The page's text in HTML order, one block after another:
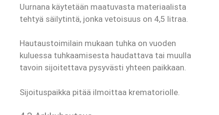
Uurnana käytetään maatuvasta materiaalista
tehtyä säilytintä, jonka vetoisuus on 4,5 litraa.
Hautaustoimilain mukaan tuhka on vuoden
kuluessa tuhkaamisesta haudattava tai muulla
tavoin sijoitettava pysyvästi yhteen paikkaan.
Sijoituspaikka pitää ilmoittaa krematoriolle.